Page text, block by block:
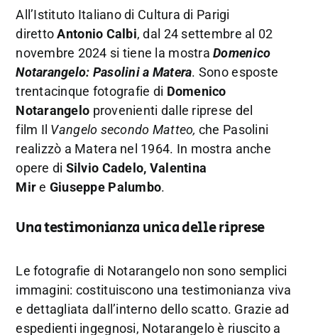
All’Istituto Italiano di Cultura di Parigi
direttoAntonio Calbi, dal 24 settembre al 02
novembre 2024 si tiene la mostraDomenico
Notarangelo: Pasolini a Matera. Sono esposte
trentacinque fotografie di Domenico
Notarangelo provenienti dalle riprese del
film Il Vangelo secondo Matteo, che Pasolini
realizzò a Matera nel 1964. In mostra anche
opere di Silvio Cadelo, Valentina
Mire Giuseppe Palumbo.
Una testimonianza unica delle riprese
Le fotografie di Notarangelo non sono semplici
immagini: costituiscono una testimonianza viva
e dettagliata dall’interno dello scatto. Grazie ad
espedienti ingegnosi, Notarangelo è riuscito a